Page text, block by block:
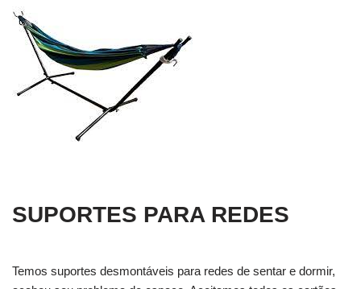
SUPORTES PARA REDES
Temos suportes desmontáveis para redes de sentar e dormir,